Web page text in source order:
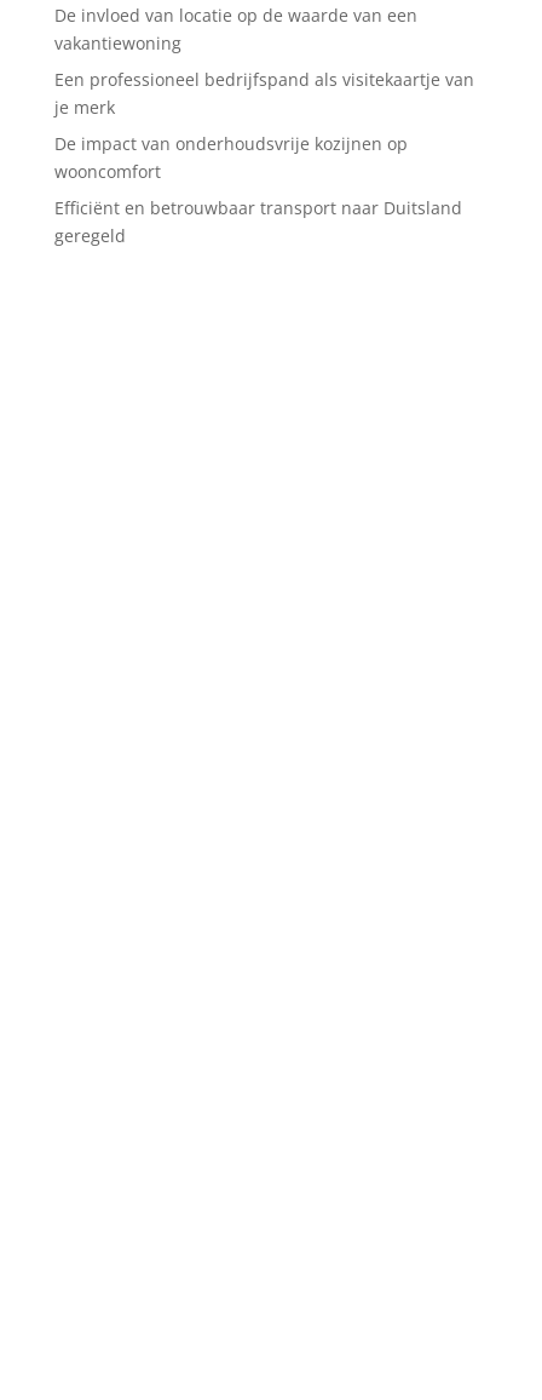
De invloed van locatie op de waarde van een
vakantiewoning
Een professioneel bedrijfspand als visitekaartje van
je merk
De impact van onderhoudsvrije kozijnen op
wooncomfort
Efficiënt en betrouwbaar transport naar Duitsland
geregeld